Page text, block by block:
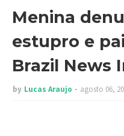
Menina
estupro e
Brazil News
by Lucas Araujo agosto 06,